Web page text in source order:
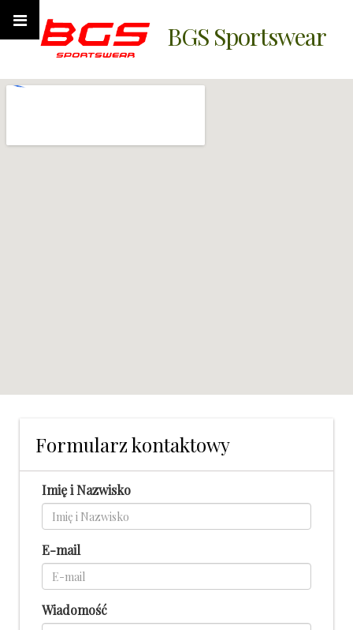
BGS Sportswear
Formularz kontaktowy
Imię i Nazwisko
E-mail
Wiadomość